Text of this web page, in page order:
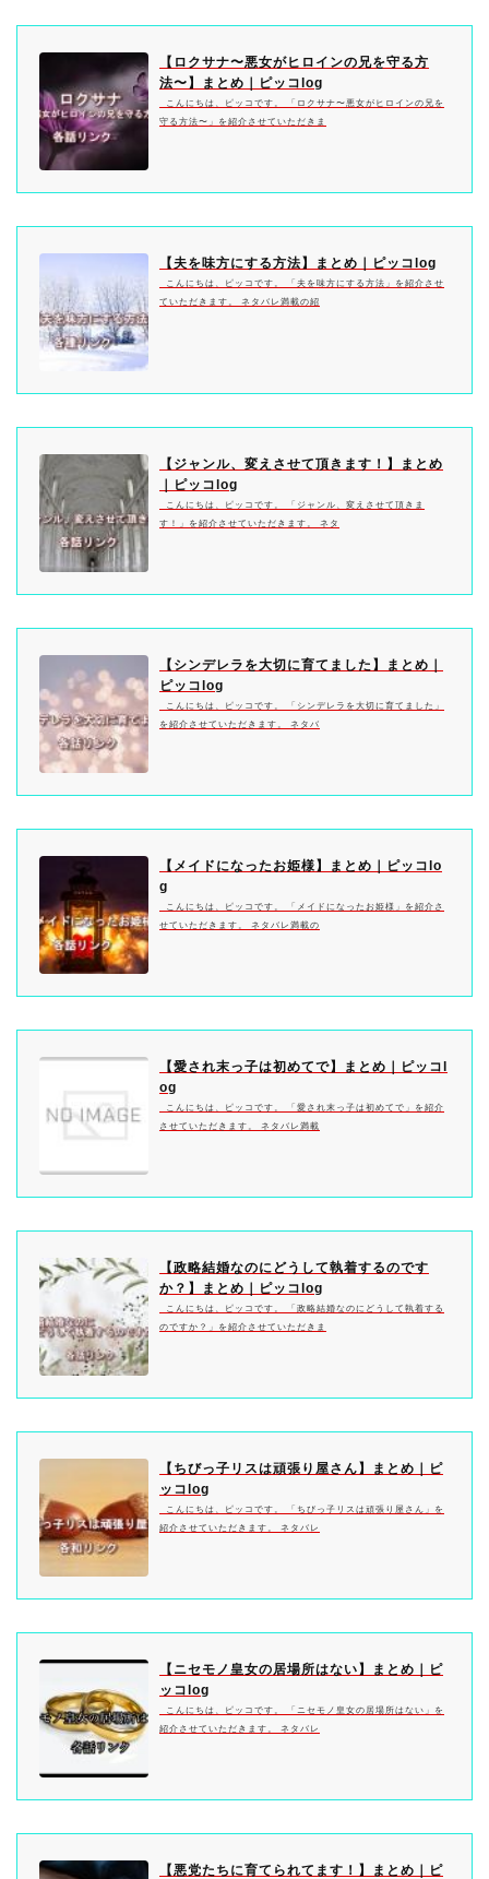
【ロクサナ〜悪女がヒロインの兄を守る方
法〜】まとめ｜ピッコlog
こんにちは、ピッコです。 「ロクサナ〜悪女がヒロインの兄を
守る方法〜」を紹介させていただきま
【夫を味方にする方法】まとめ｜ピッコlog
こんにちは、ピッコです。 「夫を味方にする方法」を紹介させ
ていただきます。 ネタバレ満載の紹
【ジャンル、変えさせて頂きます！】まとめ
｜ピッコlog
こんにちは、ピッコです。 「ジャンル、変えさせて頂きま
す！」を紹介させていただきます。 ネタ
【シンデレラを大切に育てました】まとめ｜
ピッコlog
こんにちは、ピッコです。 「シンデレラを大切に育てました」
を紹介させていただきます。 ネタバ
【メイドになったお姫様】まとめ｜ピッコlo
g
こんにちは、ピッコです。 「メイドになったお姫様」を紹介さ
せていただきます。 ネタバレ満載の
【愛され末っ子は初めてで】まとめ｜ピッコl
og
こんにちは、ピッコです。 「愛され末っ子は初めてで」を紹介
させていただきます。 ネタバレ満載
【政略結婚なのにどうして執着するのです
か？】まとめ｜ピッコlog
こんにちは、ピッコです。 「政略結婚なのにどうして執着する
のですか？」を紹介させていただきま
【ちびっ子リスは頑張り屋さん】まとめ｜ピ
ッコlog
こんにちは、ピッコです。 「ちびっ子リスは頑張り屋さん」を
紹介させていただきます。 ネタバレ
【ニセモノ皇女の居場所はない】まとめ｜ピ
ッコlog
こんにちは、ピッコです。 「ニセモノ皇女の居場所はない」を
紹介させていただきます。 ネタバレ
【悪党たちに育てられてます！】まとめ｜ピ